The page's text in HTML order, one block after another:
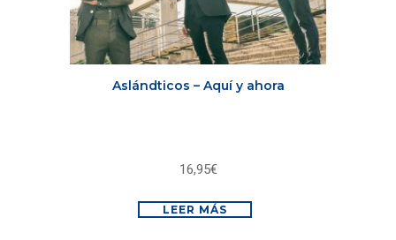
Aslándticos – Aquí y ahora
16,95€
LEER MÁS